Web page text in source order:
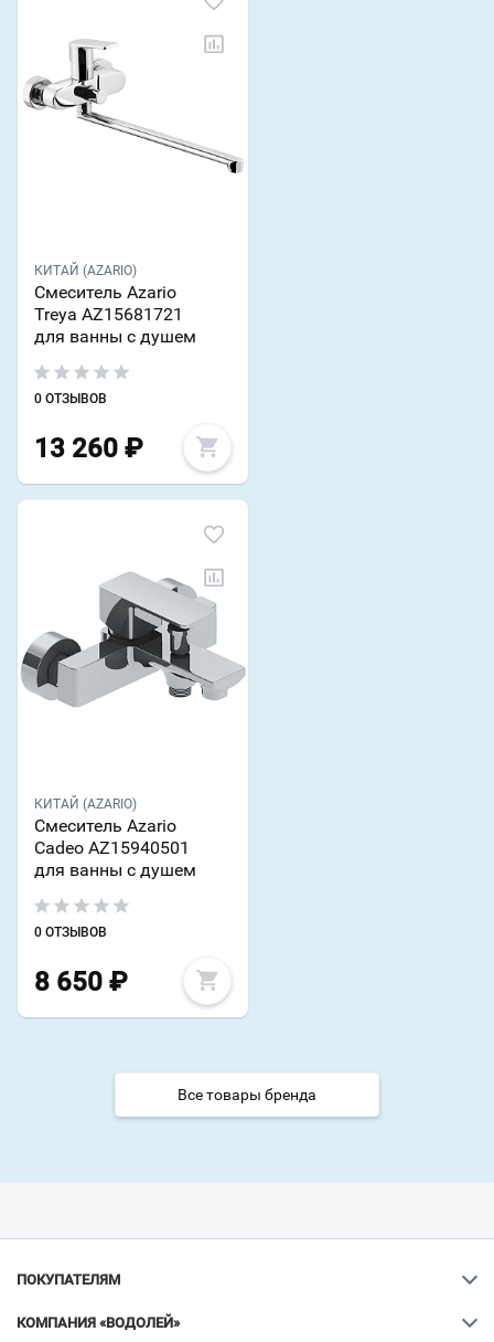
КИТАЙ (AZARIO)
Смеситель Azario
Treya AZ15681721
для ванны с душем
0 ОТЗЫВОВ
13 260 ₽
КИТАЙ (AZARIO)
Смеситель Azario
Cadeo AZ15940501
для ванны с душем
0 ОТЗЫВОВ
8 650 ₽
Все товары бренда
ПОКУПАТЕЛЯМ
КОМПАНИЯ «ВОДОЛЕЙ»